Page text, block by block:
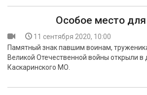
Особое место
11 сентября 2020, 10:00
Памятный знак павшим воинам,
Великой Отечественной войны открыли в
Каскаринского МО.